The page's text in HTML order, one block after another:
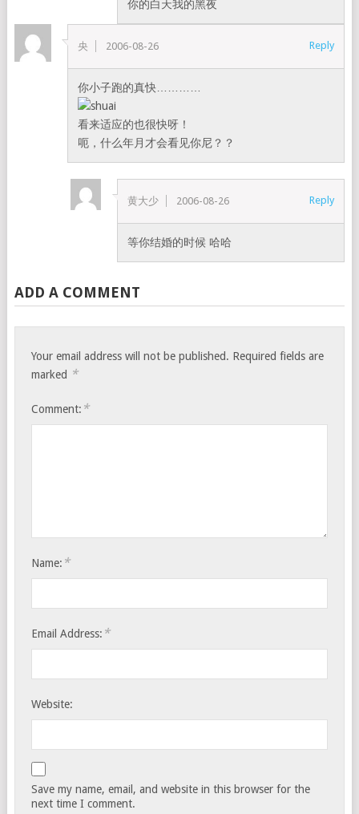
你的白天我的黑夜
央 2006-08-26 Reply
你小子跑的真快…………
看来适应的也很快呀！
呃，什么年月才会看见你尼？？
黄大少 2006-08-26 Reply
等你结婚的时候 哈哈
ADD A COMMENT
Your email address will not be published. Required fields are
marked *
Comment: *
Name: *
Email Address: *
Website:
Save my name, email, and website in this browser for the
next time I comment.